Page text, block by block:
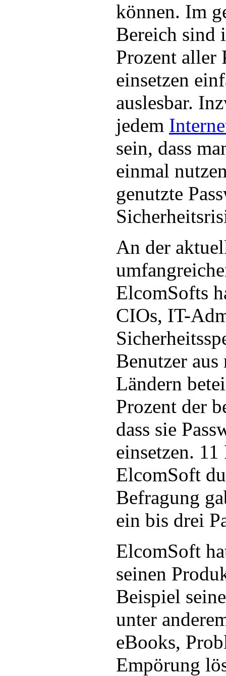
können. Im
Bereich sind
Prozent aller
einsetzen
auslesbar.
jedem
sein, dass
einmal
genutzte
An der
ElcomSofts
CIOs, IT-
Benutzer aus
Ländern
Prozent der
dass sie
einsetzen.
ElcomSoft
Befragung
ein bis drei
ElcomSoft
seinen
Beispiel
unter
eBooks,
Empörung